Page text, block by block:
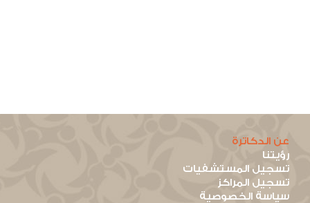
عن الدكاترة
رؤيتنا
تسجيل المستشفيات
تسجيل المراكز
سياسة الخصوصية